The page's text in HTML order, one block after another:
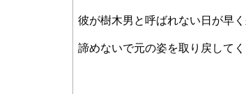
彼が樹木男と呼ばれない日が早
諦めないで元の姿を取り戻してく